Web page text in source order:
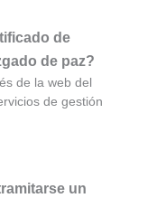
de
de paz?
de la web del
de gestión
un